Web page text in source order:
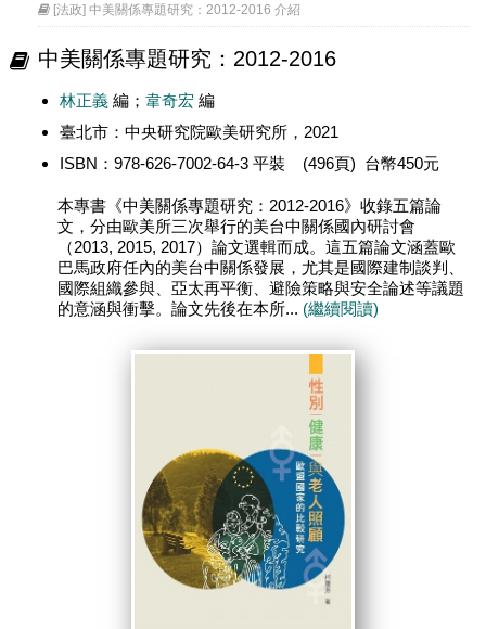
[法政] 中美關係專題研究：2012-2016 介紹
中美關係專題研究：2012-2016
林正義編； 韋奇宏 編
臺北市：中央研究院歐美研究所，2021
ISBN：978-626-7002-64-3 平裝 (496頁) 台幣450元
本專書《中美關係專題研究：2012-2016》收錄五篇論
文，分由歐美所三次舉行的美台中關係國內研討會
（2013, 2015, 2017）論文選輯而成。這五篇論文涵蓋歐
巴馬政府任內的美台中關係發展，尤其是國際建制談判、
國際組織參與、亞太再平衡、避險策略與安全論述等議題
的意涵與衝擊。論文先後在本所... (繼續閱讀)